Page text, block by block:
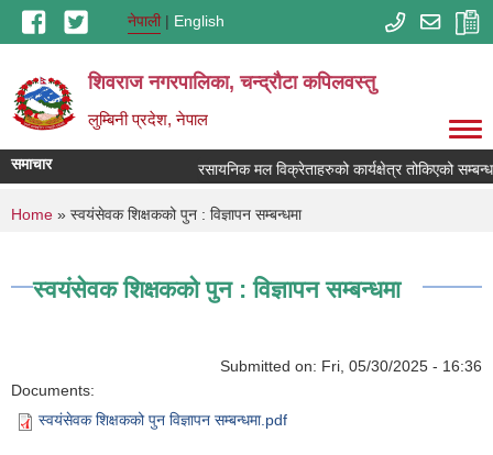
Skip to main contentनेपाली English
शिवराज नगरपालिका, चन्द्राैटा कपिलवस्तु
लुम्बिनी प्रदेश, नेपाल
समाचार रसायनिक मल विक्रेताहरुको कार्यक्षेत्र तोकिएको
You are here
Home » स्वयंसेवक शिक्षकको पुन : विज्ञापन सम्बन्धमा
स्वयंसेवक शिक्षकको पुन : विज्ञापन सम्बन्धमा
Submitted on: Fri, 05/30/2025 - 16:36
Documents:
स्वयंसेवक शिक्षकको पुन विज्ञापन सम्बन्धमा.pdf